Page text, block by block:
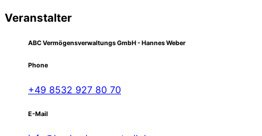
Veranstalter
ABC Vermögensverwaltungs GmbH - Hannes Weber
Phone
+49 8532 927 80 70
E-Mail